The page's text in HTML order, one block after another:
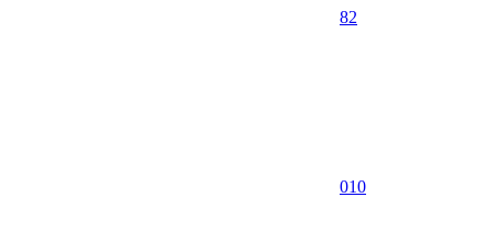
82
010